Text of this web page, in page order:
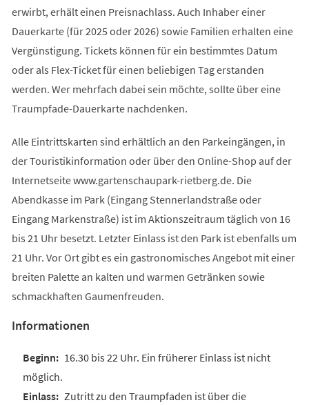
erwirbt, erhält einen Preisnachlass. Auch Inhaber einer
Dauerkarte (für 2025 oder 2026) sowie Familien erhalten eine
Vergünstigung. Tickets können für ein bestimmtes Datum
oder als Flex-Ticket für einen beliebigen Tag erstanden
werden. Wer mehrfach dabei sein möchte, sollte über eine
Traumpfade-Dauerkarte nachdenken.
Alle Eintrittskarten sind erhältlich an den Parkeingängen, in
der Touristikinformation oder über den Online-Shop auf der
Internetseite www.gartenschaupark-rietberg.de. Die
Abendkasse im Park (Eingang Stennerlandstraße oder
Eingang Markenstraße) ist im Aktionszeitraum täglich von 16
bis 21 Uhr besetzt. Letzter Einlass ist den Park ist ebenfalls um
21 Uhr. Vor Ort gibt es ein gastronomisches Angebot mit einer
breiten Palette an kalten und warmen Getränken sowie
schmackhaften Gaumenfreuden.
Informationen
16.30 bis 22 Uhr. Ein früherer Einlass ist nicht
möglich.
Zutritt zu den Traumpfaden ist über die